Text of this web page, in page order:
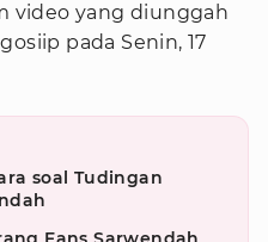
video yang diunggah
pada Senin, 17
soal Tudingan